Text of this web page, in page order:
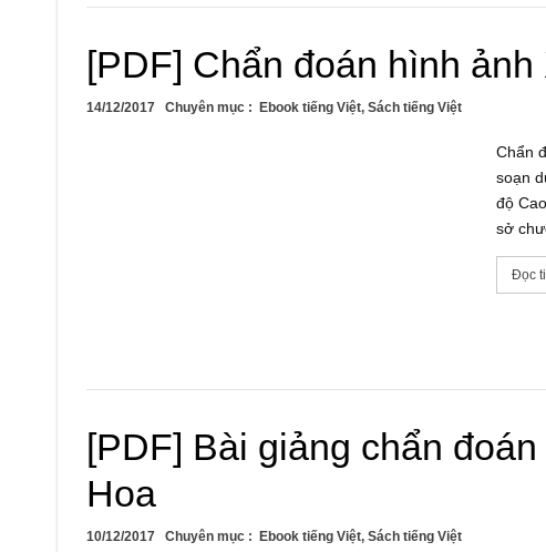
[PDF] Chẩn đoán hình
14/12/2017 Chuyên mục : Ebook tiếng Việt, Sách tiếng Việt
Chẩn
soạn
độ
sở
Đọc
[PDF] Bài giảng chẩn
Hoa
10/12/2017 Chuyên mục : Ebook tiếng Việt, Sách tiếng Việt